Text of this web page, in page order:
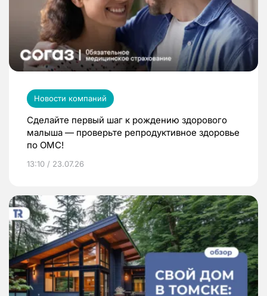
Новости компаний
Сделайте первый шаг к рождению здорового
малыша — проверьте репродуктивное здоровье
по ОМС!
13:10 / 23.07.26